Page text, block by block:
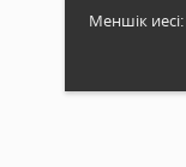
Меншік иесі: